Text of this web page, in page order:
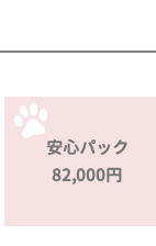
安心パック
82,000円